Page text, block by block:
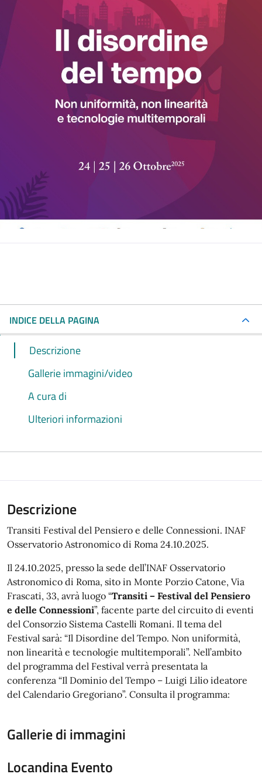
INDICE DELLA PAGINA
Descrizione
Gallerie immagini/video
A cura di
Ulteriori informazioni
Descrizione
Transiti Festival del Pensiero e delle Connessioni. INAF
Osservatorio Astronomico di Roma 24.10.2025.
Il 24.10.2025, presso la sede dell’INAF Osservatorio
Astronomico di Roma, sito in Monte Porzio Catone, Via
Frascati, 33, avrà luogo “Transiti – Festival del Pensiero
e delle Connessioni”, facente parte del circuito di eventi
del Consorzio Sistema Castelli Romani. Il tema del
Festival sarà: “Il Disordine del Tempo. Non uniformità,
non linearità e tecnologie multitemporali”. Nell’ambito
del programma del Festival verrà presentata la
conferenza “Il Dominio del Tempo – Luigi Lilio ideatore
del Calendario Gregoriano”. Consulta il programma:
Gallerie di immagini
Locandina Evento